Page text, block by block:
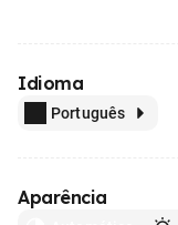
Idioma
Português
Aparência